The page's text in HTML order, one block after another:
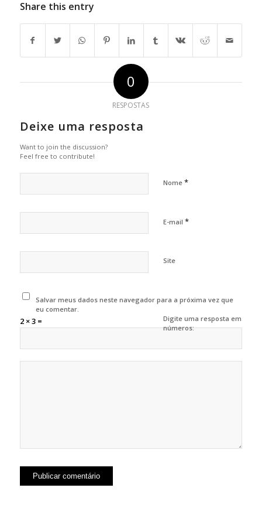
Share this entry
0
RESPOSTAS
Deixe uma resposta
Want to join the discussion?
Feel free to contribute!
Nome *
E-mail *
Site
Salvar meus dados neste navegador para a próxima vez que
eu comentar.
Digite uma resposta em
números:
2 × 3 =